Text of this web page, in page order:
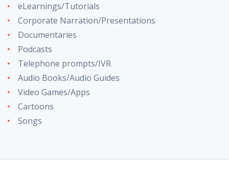
eLearnings/Tutorials
Corporate Narration/Presentations
Documentaries
Podcasts
Telephone prompts/IVR
Audio Books/Audio Guides
Video Games/Apps
Cartoons
Songs